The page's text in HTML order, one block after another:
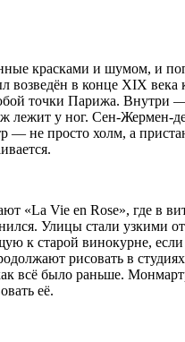
красками и шумом, и
в конце XIX
точки Парижа. Внутри
лежит у ног. Сен-
не просто холм, а
«La Vie en Rose», где в
Улицы стали узкими
к старой винокурне,
рисовать в
всё было раньше.
её.